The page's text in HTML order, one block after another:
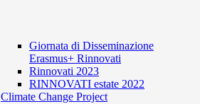
Giornata di Disseminazione
Erasmus+ Rinnovati
Rinnovati 2023
RINNOVATI estate 2022
Climate Change Project